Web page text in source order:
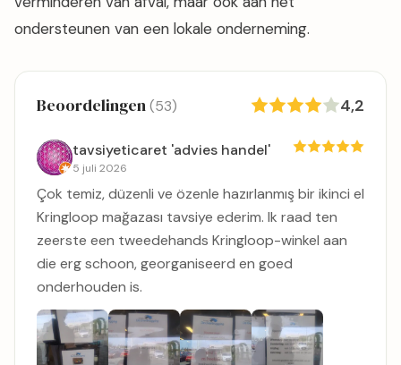
ondersteunen van een lokale onderneming.
Beoordelingen(53) 4,2
tavsiyeticaret 'advies handel'
5 juli 2026
Çok temiz, düzenli ve özenle hazırlanmış bir ikinci el
Kringloop mağazası tavsiye ederim. Ik raad ten
zeerste een tweedehands Kringloop-winkel aan
die erg schoon, georganiseerd en goed
onderhouden is.